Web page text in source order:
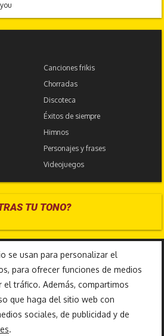
Canciones frikis
Chorradas
Discoteca
Éxitos de siempre
Himnos
Personajes y frases
Videojuegos
TU TONO?
se usan para personalizar el
para ofrecer funciones de medios
el tráfico. Además, compartimos
que haga del sitio web con
sociales, de publicidad y de
.